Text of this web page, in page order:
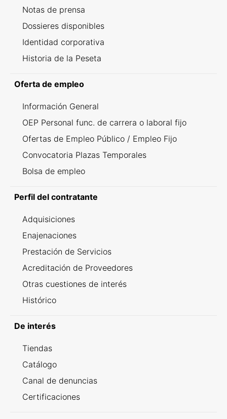
Notas de prensa
Dossieres disponibles
Identidad corporativa
Historia de la Peseta
Oferta de empleo
Información General
OEP Personal func. de carrera o laboral fijo
Ofertas de Empleo Público / Empleo Fijo
Convocatoria Plazas Temporales
Bolsa de empleo
Perfil del contratante
Adquisiciones
Enajenaciones
Prestación de Servicios
Acreditación de Proveedores
Otras cuestiones de interés
Histórico
De interés
Tiendas
Catálogo
Canal de denuncias
Certificaciones